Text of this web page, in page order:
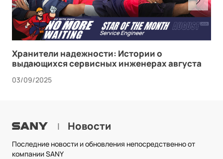
Хранители надежности: Истории о
выдающихся сервисных инженерах августа
03/09/2025
| Новости
Последние новости и обновления непосредственно от
компании SANY